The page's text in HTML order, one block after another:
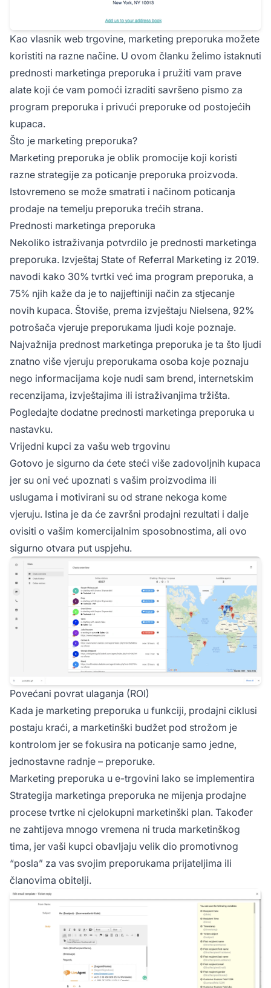
Kao vlasnik web trgovine, marketing preporuka možete
koristiti na razne načine. U ovom članku želimo istaknuti
prednosti marketinga preporuka i pružiti vam prave
alate koji će vam pomoći izraditi savršeno pismo za
program preporuka i privući preporuke od postojećih
kupaca.
Što je marketing preporuka?
Marketing preporuka je oblik promocije koji koristi
razne strategije za poticanje preporuka proizvoda.
Istovremeno se može smatrati i načinom poticanja
prodaje na temelju preporuka trećih strana.
Prednosti marketinga preporuka
Nekoliko istraživanja potvrdilo je prednosti marketinga
preporuka. Izvještaj State of Referral Marketing iz 2019.
navodi kako 30% tvrtki već ima program preporuka, a
75% njih kaže da je to najjeftiniji način za stjecanje
novih kupaca. Štoviše, prema izvještaju Nielsena, 92%
potrošača vjeruje preporukama ljudi koje poznaje.
Najvažnija prednost marketinga preporuka je ta što ljudi
znatno više vjeruju preporukama osoba koje poznaju
nego informacijama koje nudi sam brend, internetskim
recenzijama, izvještajima ili istraživanjima tržišta.
Pogledajte dodatne prednosti marketinga preporuka u
nastavku.
Vrijedni kupci za vašu web trgovinu
Gotovo je sigurno da ćete steći više zadovoljnih kupaca
jer su oni već upoznati s vašim proizvodima ili
uslugama i motivirani su od strane nekoga kome
vjeruju. Istina je da će završni prodajni rezultati i dalje
ovisiti o vašim komercijalnim sposobnostima, ali ovo
sigurno otvara put uspjehu.
Povećani povrat ulaganja (ROI)
Kada je marketing preporuka u funkciji, prodajni ciklusi
postaju kraći, a marketinški budžet pod strožom je
kontrolom jer se fokusira na poticanje samo jedne,
jednostavne radnje – preporuke.
Marketing preporuka u e-trgovini lako se implementira
Strategija marketinga preporuka ne mijenja prodajne
procese tvrtke ni cjelokupni marketinški plan. Također
ne zahtijeva mnogo vremena ni truda marketinškog
tima, jer vaši kupci obavljaju velik dio promotivnog
“posla” za vas svojim preporukama prijateljima ili
članovima obitelji.